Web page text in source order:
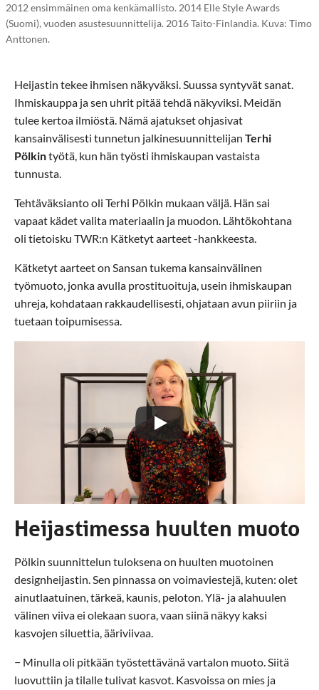
2012 ensimmäinen oma kenkämallisto. 2014 Elle Style Awards
(Suomi), vuoden asustesuunnittelija. 2016 Taito-Finlandia. Kuva: Timo
Anttonen.
Heijastin tekee ihmisen näkyväksi. Suussa syntyvät sanat.
Ihmiskauppa ja sen uhrit pitää tehdä näkyviksi. Meidän
tulee kertoa ilmiöstä. Nämä ajatukset ohjasivat
kansainvälisesti tunnetun jalkinesuunnittelijan Terhi
Pölkintyötä, kun hän työsti ihmiskaupan vastaista
tunnusta.
Tehtäväksianto oli Terhi Pölkin mukaan väljä. Hän sai
vapaat kädet valita materiaalin ja muodon. Lähtökohtana
oli tietoisku TWR:n Kätketyt aarteet -hankkeesta.
Kätketyt aarteet on Sansan tukema kansainvälinen
työmuoto, jonka avulla prostituoituja, usein ihmiskaupan
uhreja, kohdataan rakkaudellisesti, ohjataan avun piiriin ja
tuetaan toipumisessa.
Heijastimessa huulten muoto
Pölkin suunnittelun tuloksena on huulten muotoinen
designheijastin. Sen pinnassa on voimaviestejä, kuten: olet
ainutlaatuinen, tärkeä, kaunis, peloton. Ylä- ja alahuulen
välinen viiva ei olekaan suora, vaan siinä näkyy kaksi
kasvojen siluettia, ääriviivaa.
− Minulla oli pitkään työstettävänä vartalon muoto. Siitä
luovuttiin ja tilalle tulivat kasvot. Kasvoissa on mies ja